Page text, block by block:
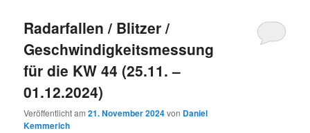
Radarfallen / Blitzer /
Geschwindigkeitsmessung
für die KW 44 (25.11. –
01.12.2024)
Veröffentlicht am21. November 2024von Daniel
Kemmerich